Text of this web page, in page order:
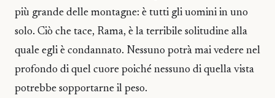
più grande delle montagne: è tutti gli uomini in uno
solo. Ciò che tace, Rama, è la terribile solitudine alla
quale egli è condannato. Nessuno potrà mai vedere nel
profondo di quel cuore poiché nessuno di quella vista
potrebbe sopportarne il peso.